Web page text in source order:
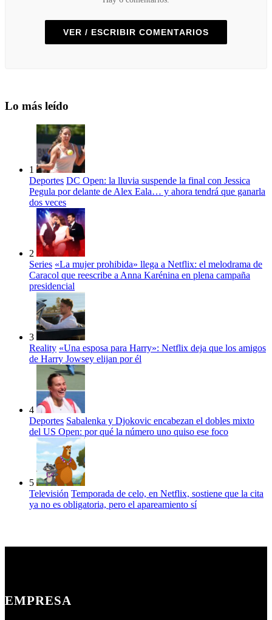
VER / ESCRIBIR COMENTARIOS
Lo más leído
1
Deportes DC Open: la lluvia suspende la final con Jessica
Pegula por delante de Alex Eala… y ahora tendrá que ganarla
dos veces
2
Series «La mujer prohibida» llega a Netflix: el melodrama de
Caracol que reescribe a Anna Karénina en plena campaña
presidencial
3
Reality «Una esposa para Harry»: Netflix deja que los amigos
de Harry Jowsey elijan por él
4
Deportes Sabalenka y Djokovic encabezan el dobles mixto
del US Open: por qué la número uno quiso ese foco
5
Televisión Temporada de celo, en Netflix, sostiene que la cita
ya no es obligatoria, pero el apareamiento sí
EMPRESA